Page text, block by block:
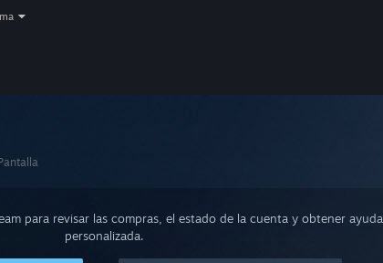
para revisar las compras, el estado de la cuenta y obtener ayuda
personalizada.